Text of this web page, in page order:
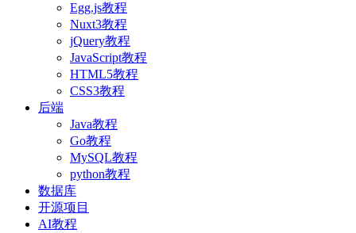
Egg.js教程
Nuxt3教程
jQuery教程
JavaScript教程
HTML5教程
CSS3教程
后端
Java教程
Go教程
MySQL教程
python教程
数据库
开源项目
AI教程